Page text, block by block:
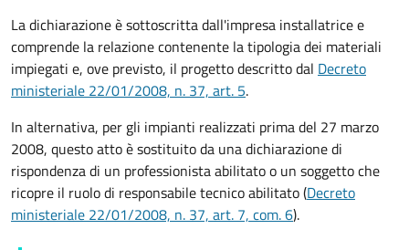
La dichiarazione è sottoscritta dall'impresa installatrice e
comprende la relazione contenente la tipologia dei materiali
impiegati e, ove previsto, il progetto descritto dal Decreto
ministeriale 22/01/2008, n. 37, art. 5.
In alternativa, per gli impianti realizzati prima del 27 marzo
2008, questo atto è sostituito da una dichiarazione di
rispondenza di un professionista abilitato o un soggetto che
ricopre il ruolo di responsabile tecnico abilitato (Decreto
ministeriale 22/01/2008, n. 37, art. 7, com. 6).